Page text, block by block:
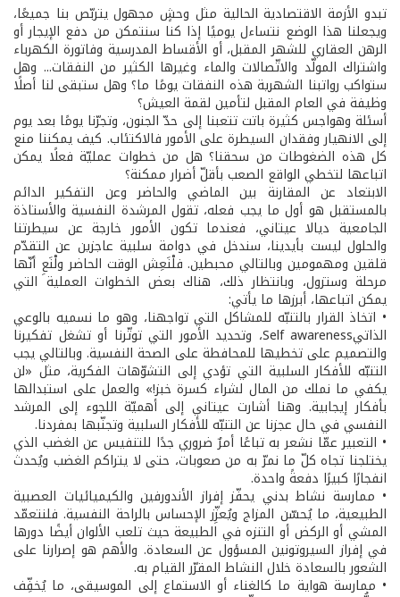
تبدو الأزمة الاقتصادية الحالية مثل وحشٍ مجهول يتربّص بنا جميعًا،
ويجعلنا هذا الوضع نتساءل يوميًا إذا كنا سنتمكن من دفع الإيجار أو
الرهن العقاري للشهر المقبل، أو الأقساط المدرسية وفاتورة الكهرباء
واشتراك المولّد والاتّصالات والماء وغيرها الكثير من النفقات... وهل
ستواكب رواتبنا الشهرية هذه النفقات يومًا ما؟ وهل ستبقى لنا أصلًا
وظيفة في العام المقبل لتأمين لقمة العيش؟
أسئلة وهواجس كثيرة باتت تتعبنا إلى حدّ الجنون، وتجرّنا يومًا بعد يوم
إلى الانهيار وفقدان السيطرة على الأمور فالاكتئاب. كيف يمكننا منع
كل هذه الضغوطات من سحقنا؟ هل من خطوات عمليّة فعلًا يمكن
اتباعها لتخطي الواقع الصعب بأقلّ أضرار ممكنة؟
الابتعاد عن المقارنة بين الماضي والحاضر وعن التفكير الدائم
بالمستقبل هو أول ما يجب فعله، تقول المرشدة النفسية والأستاذة
الجامعية ديالا عيتاني، فعندما تكون الأمور خارجة عن سيطرتنا
والحلول ليست بأيدينا، سندخل في دوامة سلبية عاجزين عن التقدّم
قلقين ومهمومين وبالتالي محبطين. فلْنَعِش الوقت الحاضر ولْنَعِ أنّها
مرحلة وستزول، وبانتظار ذلك، هناك بعض الخطوات العملية التي
يمكن اتباعها، أبرزها ما يأتي:
• اتخاذ القرار بالتنبّه للمشاكل التي تواجهنا، وهو ما نسميه بالوعي
الذاتيSelf awareness، وتحديد الأمور التي توتّرنا أو تشغل تفكيرنا
والتصميم على تخطيها للمحافطة على الصحة النفسية. وبالتالي يجب
التنبّه للأفكار السلبية التي تؤدي إلى التشوّهات الفكرية، مثل «لن
يكفي ما نملك من المال لشراء كسرة خبز!» والعمل على استبدالها
بأفكار إيجابية. وهنا أشارت عيتاني إلى أهميّة اللجوء إلى المرشد
النفسي في حال عجزنا عن التنبّه للأفكار السلبية وتجنّبها بمفردنا.
• التعبير عمّا نشعر به تباعًا أمرٌ ضروري جدًا للتنفيس عن الغضب الذي
يختلجنا تجاه كلّ ما نمرّ به من صعوبات، حتى لا يتراكم الغضب ويُحدث
انفجارًا كبيرًا دفعةً واحدة.
• ممارسة نشاط بدني يحفّز إفراز الأندورفين والكيميائيات العصبية
الطبيعية، ما يُحسّن المزاج ويُعزِّز الإحساس بالراحة النفسية. فلنتعمّد
المشي أو الركض أو التنزه في الطبيعة حيث تلعب الألوان أيضًا دورها
في إفراز السيروتونين المسؤول عن السعادة. والأهم هو إصرارنا على
الشعور بالسعادة خلال النشاط المقرّر القيام به.
• ممارسة هواية ما كالغناء أو الاستماع إلى الموسيقى، ما يُخفِّف